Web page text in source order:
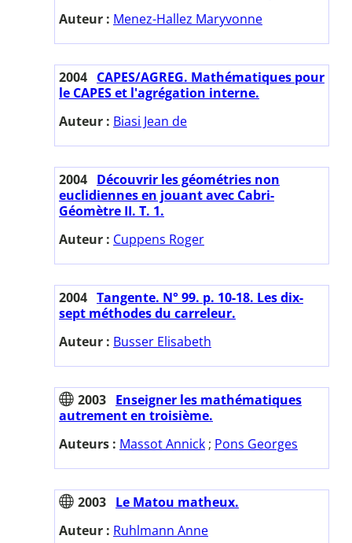
Auteur : Menez-Hallez Maryvonne
2004 CAPES/AGREG. Mathématiques pour
le CAPES et l'agrégation interne.
Auteur : Biasi Jean de
2004 Découvrir les géométries non
euclidiennes en jouant avec Cabri-
Géomètre II. T. 1.
Auteur : Cuppens Roger
2004 Tangente. N° 99. p. 10-18. Les dix-
sept méthodes du carreleur.
Auteur : Busser Elisabeth
2003 Enseigner les mathématiques
autrement en troisième.
Auteurs : Massot Annick ; Pons Georges
2003 Le Matou matheux.
Auteur : Ruhlmann Anne